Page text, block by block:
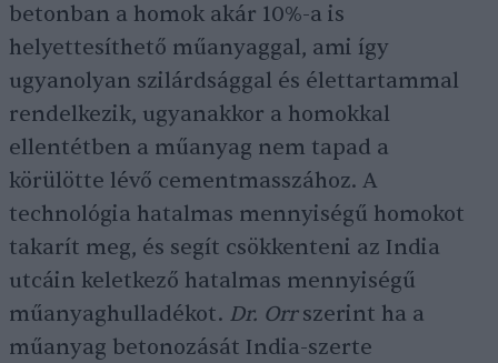
betonban a homok akár 10%-a is
helyettesíthető műanyaggal, ami így
ugyanolyan szilárdsággal és élettartammal
rendelkezik, ugyanakkor a homokkal
ellentétben a műanyag nem tapad a
körülötte lévő cementmasszához. A
technológia hatalmas mennyiségű homokot
takarít meg, és segít csökkenteni az India
utcáin keletkező hatalmas mennyiségű
műanyaghulladékot. Dr. Orrszerint ha a
műanyag betonozását India-szerte